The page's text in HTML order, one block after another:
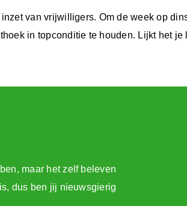
van vrijwilligers. Om de week op
in topconditie te houden. Lijkt het
maar het zelf beleven
dus ben jij nieuwsgierig